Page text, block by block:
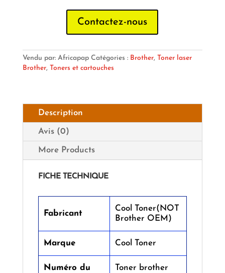
Contactez-nous
Vendu par: Africapap Catégories : Brother, Toner laser
Brother, Toners et cartouches
Description
Avis (0)
More Products
FICHE TECHNIQUE
Fabricant
‎Cool Toner(NOT
Brother OEM)
Marque ‎Cool Toner
Numéro du
‎Toner brother